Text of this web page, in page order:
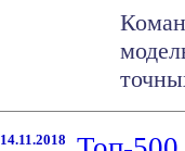
14.11.2018